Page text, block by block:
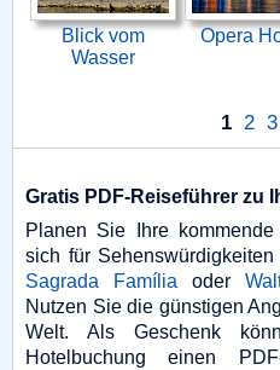
Blick vom
Wasser
Opera
1 2 3
Gratis PDF-Reiseführer zu
Planen Sie Ihre
sich für
Sagrada Família oder
Nutzen Sie die günstigen
Welt. Als Geschenk
Hotelbuchung einen